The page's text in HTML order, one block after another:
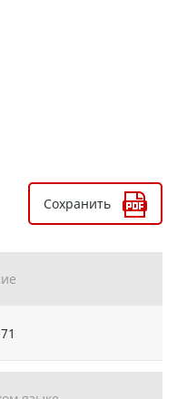
Сохранить